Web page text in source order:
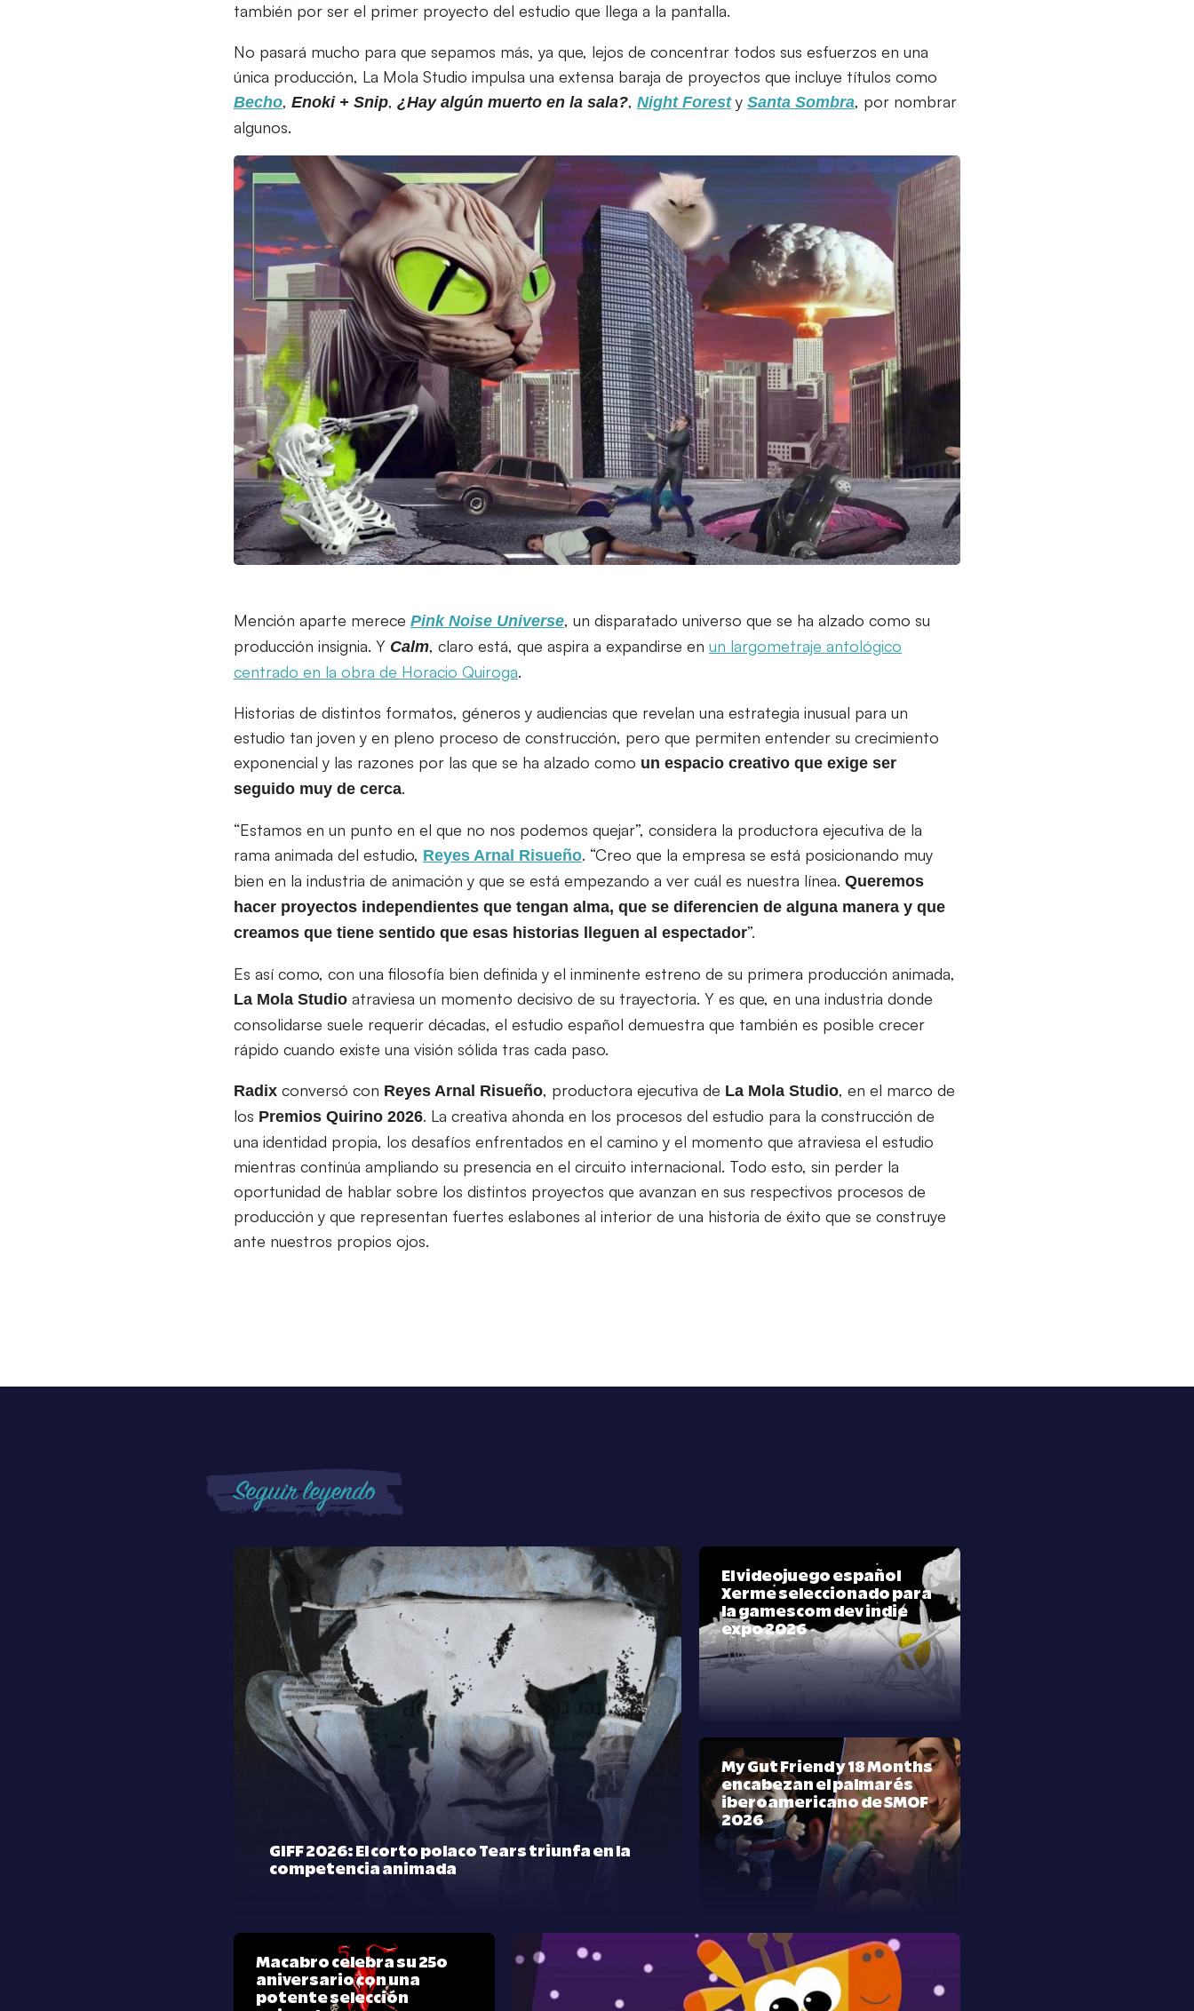
también por ser el primer proyecto del estudio que llega a la pantalla.
No pasará mucho para que sepamos más, ya que, lejos de concentrar todos sus esfuerzos en una
única producción, La Mola Studio impulsa una extensa baraja de proyectos que incluye títulos como
Becho, Enoki + Snip, ¿Hay algún muerto en la sala?, Night Foresty Santa Sombra, por nombrar
algunos.
Mención aparte merece Pink Noise Universe, un disparatado universo que se ha alzado como su
producción insignia. Y Calm, claro está, que aspira a expandirse en un largometraje antológico
centrado en la obra de Horacio Quiroga.
Historias de distintos formatos, géneros y audiencias que revelan una estrategia inusual para un
estudio tan joven y en pleno proceso de construcción, pero que permiten entender su crecimiento
exponencial y las razones por las que se ha alzado como un espacio creativo que exige ser
seguido muy de cerca.
“Estamos en un punto en el que no nos podemos quejar”, considera la productora ejecutiva de la
rama animada del estudio, Reyes Arnal Risueño. “Creo que la empresa se está posicionando muy
bien en la industria de animación y que se está empezando a ver cuál es nuestra línea. Queremos
hacer proyectos independientes que tengan alma, que se diferencien de alguna manera y que
creamos que tiene sentido que esas historias lleguen al espectador”.
Es así como, con una filosofía bien definida y el inminente estreno de su primera producción animada,
La Mola Studio atraviesa un momento decisivo de su trayectoria. Y es que, en una industria donde
consolidarse suele requerir décadas, el estudio español demuestra que también es posible crecer
rápido cuando existe una visión sólida tras cada paso.
Radix conversó con Reyes Arnal Risueño, productora ejecutiva de La Mola Studio, en el marco de
los Premios Quirino 2026. La creativa ahonda en los procesos del estudio para la construcción de
una identidad propia, los desafíos enfrentados en el camino y el momento que atraviesa el estudio
mientras continúa ampliando su presencia en el circuito internacional. Todo esto, sin perder la
oportunidad de hablar sobre los distintos proyectos que avanzan en sus respectivos procesos de
producción y que representan fuertes eslabones al interior de una historia de éxito que se construye
ante nuestros propios ojos.
Seguir leyendo
GIFF 2026: El corto polaco Tears triunfa en la
competencia animada
El videojuego español
Xerme seleccionado para
la gamescom dev indie
expo 2026
My Gut Friend y 18 Months
encabezan el palmarés
iberoamericano de SMOF
2026
Macabro celebra su 25º
aniversario con una
potente selección